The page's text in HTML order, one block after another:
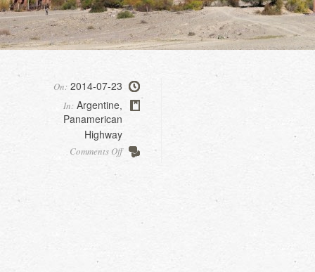
On: 2014-07-23
In: Argentine
Panamerican
Highway
Comments Offon